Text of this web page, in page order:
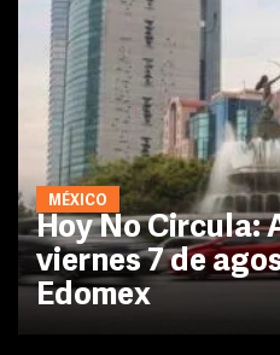
MÉXICO
Hoy No Circula:
viernes 7 de
Edomex